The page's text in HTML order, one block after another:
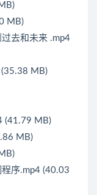
MB)
去和未来 .mp4
MB)
(41.79 MB)
MB)
序.mp4 (40.03